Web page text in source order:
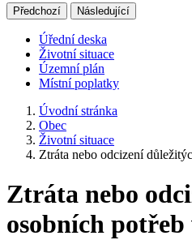
Předchozí Následující
Úřední deska
Životní situace
Územní plán
Místní poplatky
Úvodní stránka
Obec
Životní situace
Ztráta nebo odcizení
Ztráta nebo
osobních